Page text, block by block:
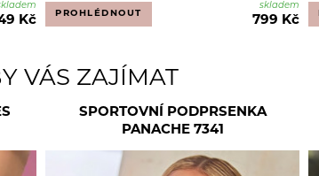
Kč
PROHLÉDNOUT
skladem
799 Kč
VÁS ZAJÍMAT
SPORTOVNÍ PODPRSENKA
PANACHE 7341